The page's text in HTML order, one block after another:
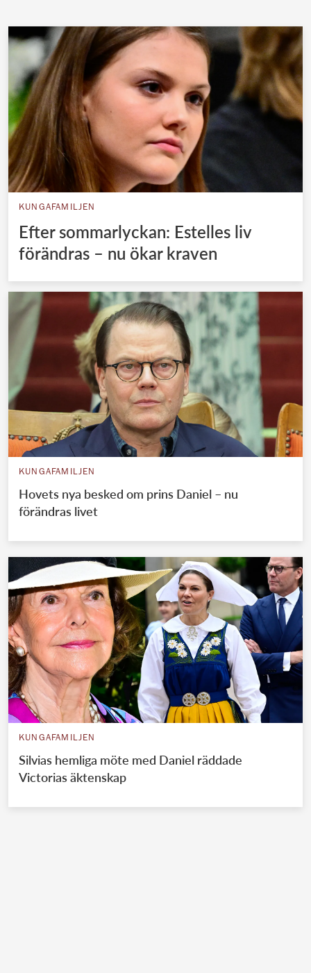
KUNGAFAMILJEN
Efter sommarlyckan: Estelles liv
förändras – nu ökar kraven
KUNGAFAMILJEN
Hovets nya besked om prins Daniel – nu
förändras livet
KUNGAFAMILJEN
Silvias hemliga möte med Daniel räddade
Victorias äktenskap